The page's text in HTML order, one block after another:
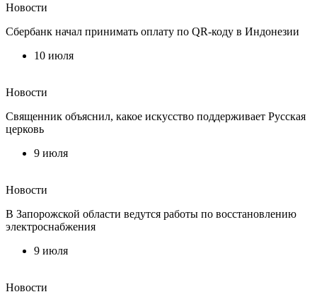
Новости
Сбербанк начал принимать оплату по QR-коду в Индонезии
10 июля
Новости
Священник объяснил, какое искусство поддерживает Русская
церковь
9 июля
Новости
В Запорожской области ведутся работы по восстановлению
электроснабжения
9 июля
Новости